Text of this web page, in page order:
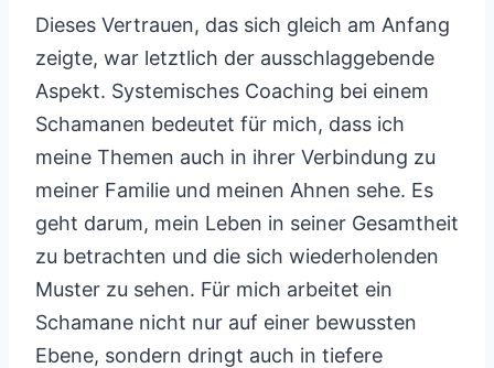
Dieses Vertrauen, das sich gleich am Anfang
zeigte, war letztlich der ausschlaggebende
Aspekt. Systemisches Coaching bei einem
Schamanen bedeutet für mich, dass ich
meine Themen auch in ihrer Verbindung zu
meiner Familie und meinen Ahnen sehe. Es
geht darum, mein Leben in seiner Gesamtheit
zu betrachten und die sich wiederholenden
Muster zu sehen. Für mich arbeitet ein
Schamane nicht nur auf einer bewussten
Ebene, sondern dringt auch in tiefere